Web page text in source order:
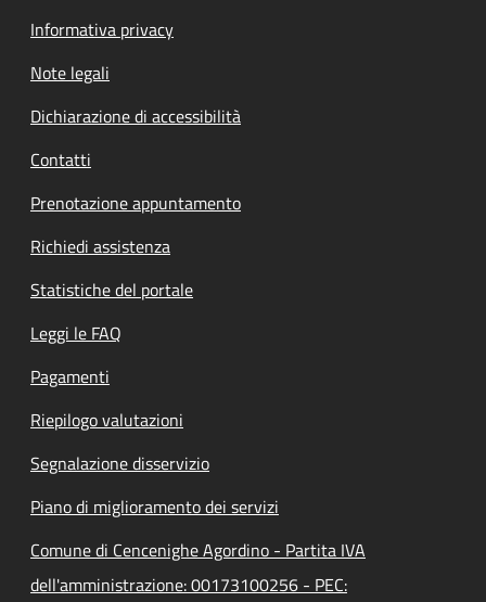
Informativa privacy
Note legali
Dichiarazione di accessibilità
Contatti
Prenotazione appuntamento
Richiedi assistenza
Statistiche del portale
Leggi le FAQ
Pagamenti
Riepilogo valutazioni
Segnalazione disservizio
Piano di miglioramento dei servizi
Comune di Cencenighe Agordino - Partita IVA
dell'amministrazione: 00173100256 - PEC: